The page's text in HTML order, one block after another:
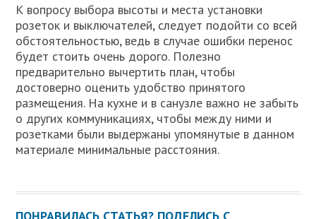
К вопросу выбора высоты и места установки
розеток и выключателей, следует подойти со всей
обстоятельностью, ведь в случае ошибки перенос
будет стоить очень дорого. Полезно
предварительно вычертить план, чтобы
достоверно оценить удобство принятого
размещения. На кухне и в санузле важно не забыть
о других коммуникациях, чтобы между ними и
розетками были выдержаны упомянутые в данном
материале минимальные расстояния.